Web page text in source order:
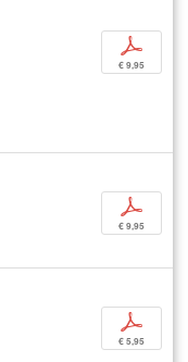
p
€ 9,95
p
€ 9,95
p
€ 5,95